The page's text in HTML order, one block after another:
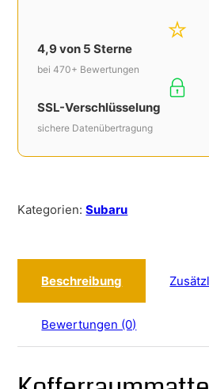
4,9 von 5 Sterne
bei 470+ Bewertungen
SSL-Verschlüsselung
sichere Datenübertragung
Kategorien:Subaru
Beschreibung
Bewertungen (0)